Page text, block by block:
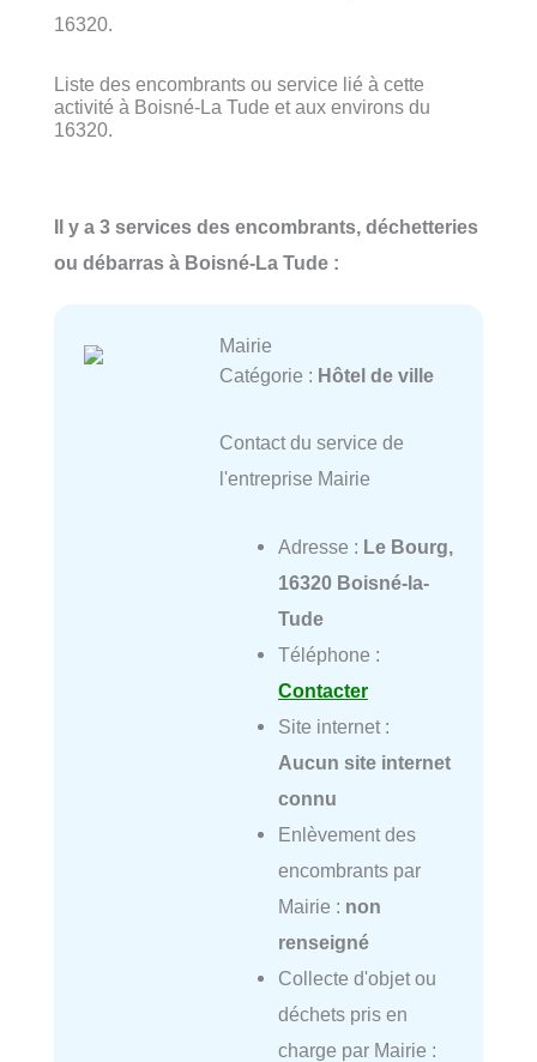
16320.
Liste des encombrants ou service lié à cette
activité à Boisné-La Tude et aux environs du
16320.
Il y a 3 services des encombrants, déchetteries
ou débarras à Boisné-La Tude :
Mairie
Catégorie : Hôtel de ville
Contact du service de
l'entreprise Mairie
Adresse : Le Bourg,
16320 Boisné-la-
Tude
Téléphone :
Contacter
Site internet :
Aucun site internet
connu
Enlèvement des
encombrants par
Mairie : non
renseigné
Collecte d'objet ou
déchets pris en
charge par Mairie :